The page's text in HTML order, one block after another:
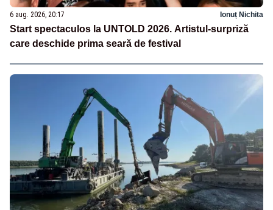
6 aug. 2026, 20:17 Ionuț Nichita
Start spectaculos la UNTOLD 2026. Artistul-surpriză
care deschide prima seară de festival